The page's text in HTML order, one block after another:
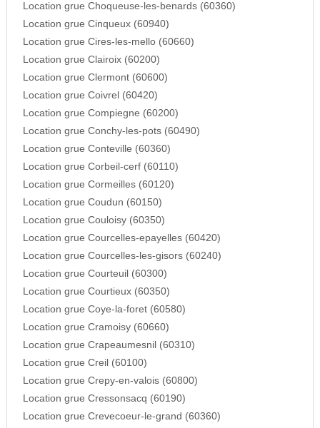
Location grue Choqueuse-les-benards (60360)
Location grue Cinqueux (60940)
Location grue Cires-les-mello (60660)
Location grue Clairoix (60200)
Location grue Clermont (60600)
Location grue Coivrel (60420)
Location grue Compiegne (60200)
Location grue Conchy-les-pots (60490)
Location grue Conteville (60360)
Location grue Corbeil-cerf (60110)
Location grue Cormeilles (60120)
Location grue Coudun (60150)
Location grue Couloisy (60350)
Location grue Courcelles-epayelles (60420)
Location grue Courcelles-les-gisors (60240)
Location grue Courteuil (60300)
Location grue Courtieux (60350)
Location grue Coye-la-foret (60580)
Location grue Cramoisy (60660)
Location grue Crapeaumesnil (60310)
Location grue Creil (60100)
Location grue Crepy-en-valois (60800)
Location grue Cressonsacq (60190)
Location grue Crevecoeur-le-grand (60360)